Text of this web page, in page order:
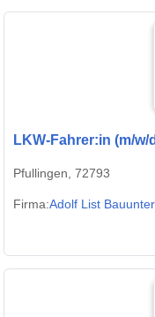
LKW-Fahrer:in (m/
Pfullingen, 72793
Firma:Adolf List